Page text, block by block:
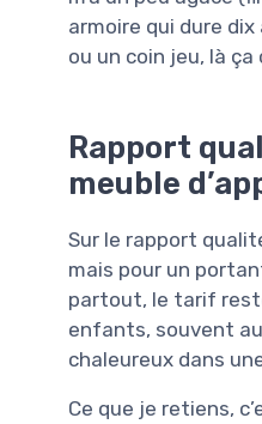
armoire qui dure
ou un coin jeu, là
Rapport
meuble
Sur le rapport
mais pour un
partout, le tarif
enfants, souvent
chaleureux dans
Ce que je retiens,